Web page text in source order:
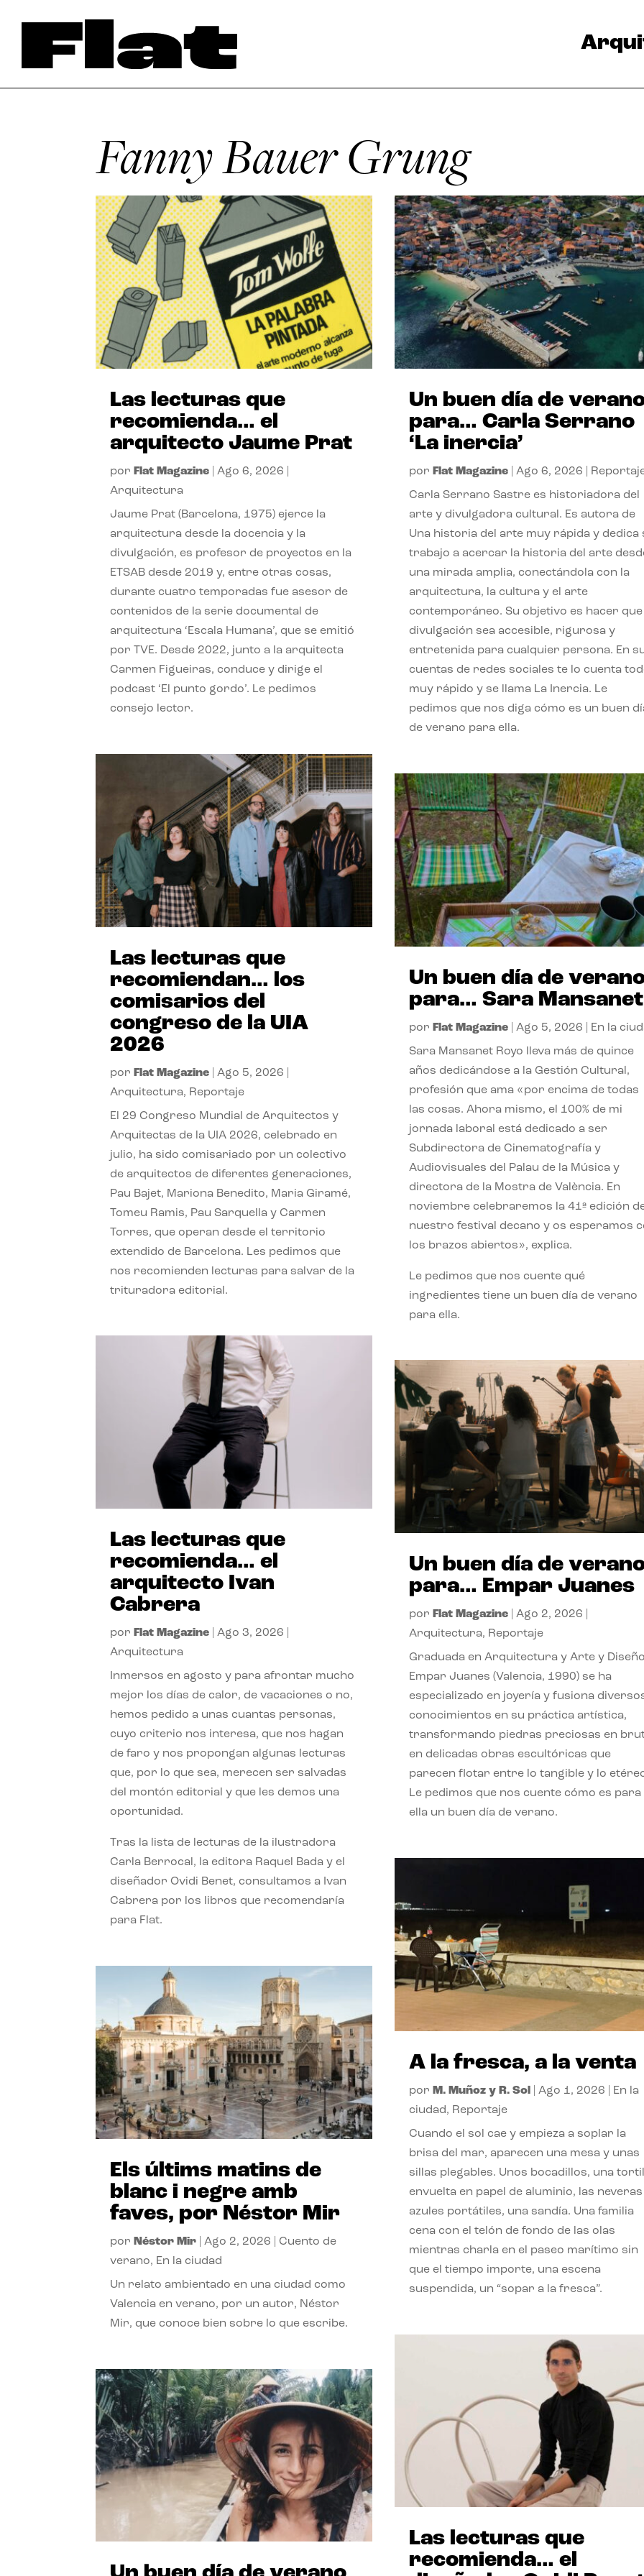
Fanny Bauer Grung
Las lecturas que
recomienda… el
arquitecto Jaume Prat
por Flat Magazine |Ago 6, 2026
Arquitectura
Jaume Prat (Barcelona, 1975) ejerce la
arquitectura desde la docencia y la
divulgación, es profesor de proyectos en la
ETSAB desde 2019 y, entre otras cosas,
durante cuatro temporadas fue asesor de
contenidos de la serie documental de
arquitectura ‘Escala Humana’, que se emitió
por TVE. Desde 2022, junto a la arquitecta
Carmen Figueiras, conduce y dirige el
podcast ‘El punto gordo’. Le pedimos
consejo lector.
Las lecturas que
recomiendan… los
comisarios del
congreso de la UIA
2026
por Flat Magazine |Ago 5, 2026
Arquitectura, Reportaje
El 29 Congreso Mundial de Arquitectos y
Arquitectas de la UIA 2026, celebrado en
julio, ha sido comisariado por un colectivo
de arquitectos de diferentes generaciones,
Pau Bajet, Mariona Benedito, Maria Giramé,
Tomeu Ramis, Pau Sarquella y Carmen
Torres, que operan desde el territorio
extendido de Barcelona. Les pedimos que
nos recomienden lecturas para salvar de la
trituradora editorial.
Las lecturas que
recomienda… el
arquitecto Ivan
Cabrera
por Flat Magazine |Ago 3, 2026
Arquitectura
Inmersos en agosto y para afrontar mucho
mejor los días de calor, de vacaciones o no,
hemos pedido a unas cuantas personas,
cuyo criterio nos interesa, que nos hagan
de faro y nos propongan algunas lecturas
que, por lo que sea, merecen ser salvadas
del montón editorial y que les demos una
oportunidad.
Tras la lista de lecturas de la ilustradora
Carla Berrocal, la editora Raquel Bada y el
diseñador Ovidi Benet, consultamos a Ivan
Cabrera por los libros que recomendaría
para Flat.
Els últims matins de
blanc i negre amb
faves, por Néstor Mir
por Néstor Mir |Ago 2, 2026 |Cuento de
verano, En la ciudad
Un relato ambientado en una ciudad como
Valencia en verano, por un autor, Néstor
Mir, que conoce bien sobre lo que escribe.
Un buen día de
para… Carla Serrano
‘La inercia’
por Flat Magazine| Ago 6, 2026
Carla Serrano Sastre es historiadora del
arte y divulgadora cultural. Es autora de
Una historia del arte muy rápida y dedica
trabajo a acercar la historia del arte
una mirada amplia, conectándola con la
arquitectura, la cultura y el arte
contemporáneo. Su objetivo es hacer que
divulgación sea accesible, rigurosa y
entretenida para cualquier persona. En
cuentas de redes sociales te lo cuenta
muy rápido y se llama La Inercia. Le
pedimos que nos diga cómo es un buen
de verano para ella.
Un buen día de
para… Sara Mansanet
por Flat Magazine| Ago 5, 2026 En la
Sara Mansanet Royo lleva más de quince
años dedicándose a la Gestión Cultural,
profesión que ama «por encima de todas
las cosas. Ahora mismo, el 100% de mi
jornada laboral está dedicado a ser
Subdirectora de Cinematografía y
Audiovisuales del Palau de la Música y
directora de la Mostra de València. En
noviembre celebraremos la 41ª edición
nuestro festival decano y os esperamos
los brazos abiertos», explica.
Le pedimos que nos cuente qué
ingredientes tiene un buen día de verano
para ella.
Un buen día de
para… Empar Juanes
por Flat Magazine| Ago 2, 2026
Arquitectura, Reportaje
Graduada en Arquitectura y Arte y
Empar Juanes (Valencia, 1990) se ha
especializado en joyería y fusiona
conocimientos en su práctica artística,
transformando piedras preciosas en
en delicadas obras escultóricas que
parecen flotar entre lo tangible y lo
Le pedimos que nos cuente cómo es para
ella un buen día de verano.
A la fresca, a la venta
por M. Muñoz y R. Sol Ago 1, 2026
En la
ciudad, Reportaje
Cuando el sol cae y empieza a soplar la
brisa del mar, aparecen una mesa y unas
sillas plegables. Unos bocadillos, una
envuelta en papel de aluminio, las neveras
azules portátiles, una sandía. Una familia
cena con el telón de fondo de las olas
mientras charla en el paseo marítimo sin
que el tiempo importe, una escena
suspendida, un “sopar a la fresca”.
Las lecturas que
recomienda… el